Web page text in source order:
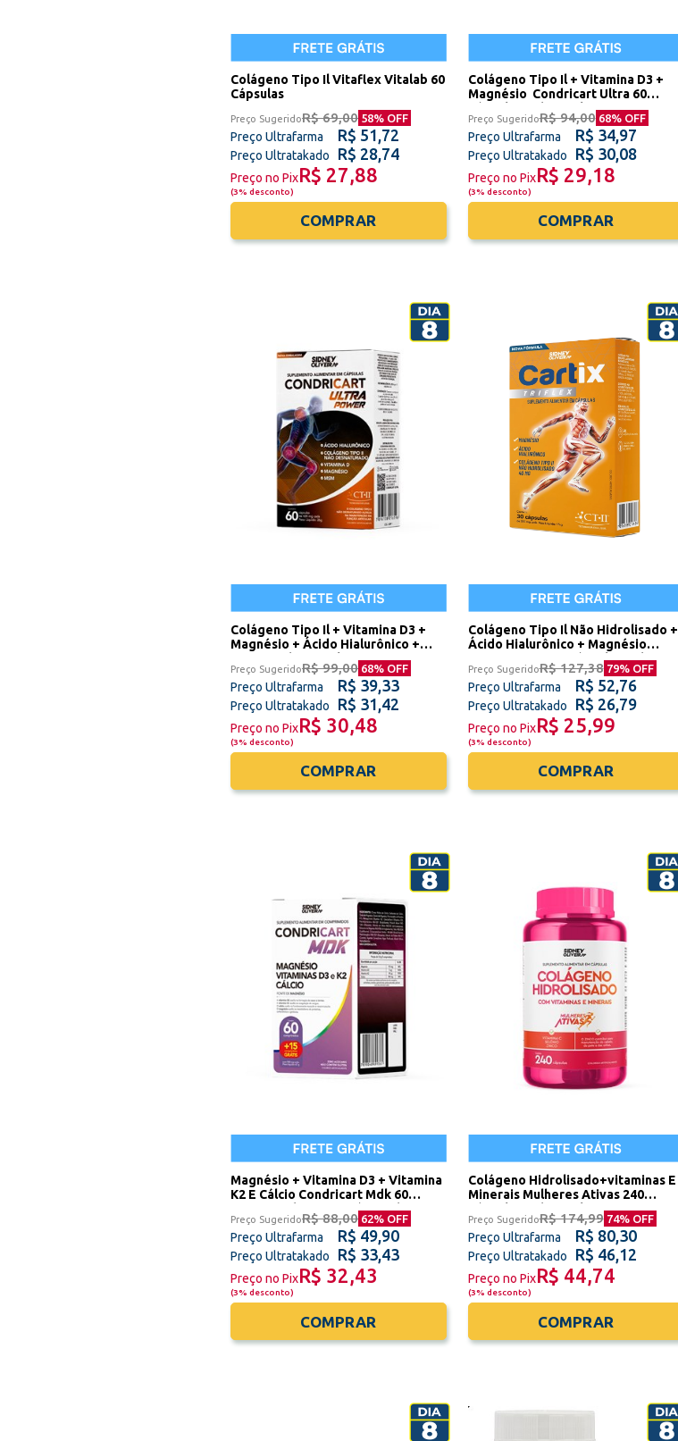
Colágeno Tipo Il Vitaflex Vitalab 60
Cápsulas
Preço SugeridoR$ 69,00 58% OFF
Preço Ultrafarma R$ 51,72
Preço Ultratakado R$ 28,74
Preço no PixR$ 27,88
(3% desconto)
COMPRAR
Colágeno Tipo Il + Vitamina D3 +
Magnésio Condricart Ultra 60
Cápsulas Sidney Oliveira
Preço SugeridoR$ 94,00 68% OFF
Preço Ultrafarma R$ 34,97
Preço Ultratakado R$ 30,08
Preço no PixR$ 29,18
(3% desconto)
COMPRAR
Colágeno Tipo Il + Vitamina D3 +
Magnésio + Ácido Hialurônico +
Msm Condricart Ultra Power 60
Cápsulas Sidney Oliveira
Preço SugeridoR$ 99,00 68% OFF
Preço Ultrafarma R$ 39,33
Preço Ultratakado R$ 31,42
Preço no PixR$ 30,48
(3% desconto)
COMPRAR
Colágeno Tipo Il Não Hidrolisado +
Ácido Hialurônico + Magnésio
Oliveira
Preço SugeridoR$ 127,38 79% OFF
Preço Ultrafarma R$ 52,76
Preço Ultratakado R$ 26,79
Preço no PixR$ 25,99
(3% desconto)
COMPRAR
Magnésio + Vitamina D3 + Vitamina
K2 E Cálcio Condricart Mdk 60
Comprimidos + 15 Grátis Sidney
Oliveira
Preço SugeridoR$ 88,00 62% OFF
Preço Ultrafarma R$ 49,90
Preço Ultratakado R$ 33,43
Preço no PixR$ 32,43
(3% desconto)
COMPRAR
Colágeno Hidrolisado+vitaminas E
Minerais Mulheres Ativas 240
Cápsulas Sidney Oliveira
Preço SugeridoR$ 174,99 74% OFF
Preço Ultrafarma R$ 80,30
Preço Ultratakado R$ 46,12
Preço no PixR$ 44,74
(3% desconto)
COMPRAR